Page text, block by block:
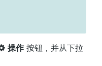
操作按钮，并从下拉